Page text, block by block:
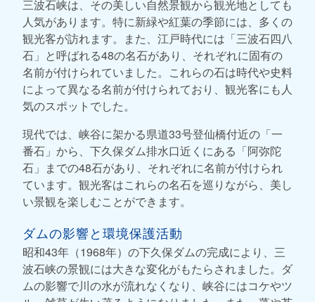
三波石峡は、その美しい自然景観から観光地としても
人気があります。特に新緑や紅葉の季節には、多くの
観光客が訪れます。また、江戸時代には「三波石四八
石」と呼ばれる48の名石があり、それぞれに固有の
名前が付けられていました。これらの石は時代や史料
によって異なる名前が付けられており、観光客にも人
気のスポットでした。
現代では、峡谷に架かる県道33号登仙橋付近の「一
番石」から、下久保ダム排水口近くにある「阿弥陀
石」までの48石があり、それぞれに名前が付けられ
ています。観光客はこれらの名石を巡りながら、美し
い景観を楽しむことができます。
ダムの影響と環境保護活動
昭和43年（1968年）の下久保ダムの完成により、三
波石峡の景観には大きな変化がもたらされました。ダ
ムの影響で川の水が流れなくなり、峡谷にはコケやツ